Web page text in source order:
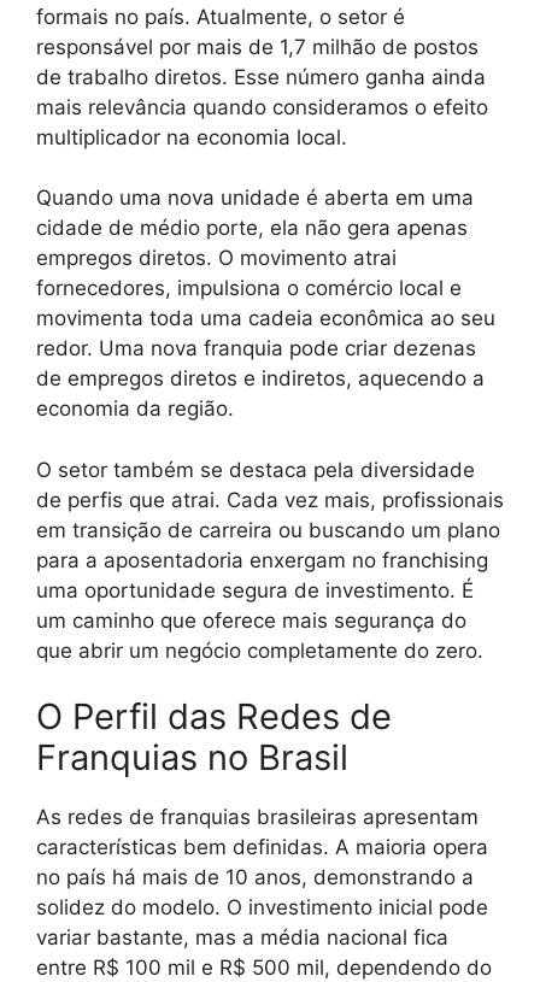
formais no país. Atualmente, o setor é
responsável por mais de 1,7 milhão de postos
de trabalho diretos. Esse número ganha ainda
mais relevância quando consideramos o efeito
multiplicador na economia local.
Quando uma nova unidade é aberta em uma
cidade de médio porte, ela não gera apenas
empregos diretos. O movimento atrai
fornecedores, impulsiona o comércio local e
movimenta toda uma cadeia econômica ao seu
redor. Uma nova franquia pode criar dezenas
de empregos diretos e indiretos, aquecendo a
economia da região.
O setor também se destaca pela diversidade
de perfis que atrai. Cada vez mais, profissionais
em transição de carreira ou buscando um plano
para a aposentadoria enxergam no franchising
uma oportunidade segura de investimento. É
um caminho que oferece mais segurança do
que abrir um negócio completamente do zero.
O Perfil das Redes de
Franquias no Brasil
As redes de franquias brasileiras apresentam
características bem definidas. A maioria opera
no país há mais de 10 anos, demonstrando a
solidez do modelo. O investimento inicial pode
variar bastante, mas a média nacional fica
entre R$ 100 mil e R$ 500 mil, dependendo do